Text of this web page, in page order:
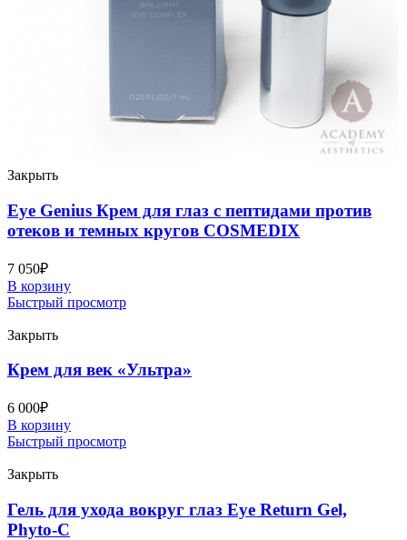
Закрыть
Eye Genius Крем для глаз с пептидами против
отеков и темных кругов COSMEDIX
7 050₽
В корзину
Быстрый просмотр
Закрыть
Крем для век «Ультра»
6 000₽
В корзину
Быстрый просмотр
Закрыть
Гель для ухода вокруг глаз Eye Return Gel,
Phyto-C